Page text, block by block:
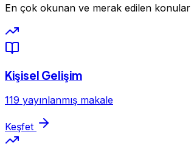
En çok okunan ve merak edilen konular
Kişisel Gelişim
119 yayınlanmış makale
Keşfet